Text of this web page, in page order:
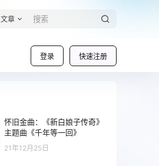
文章
登录 快速注册
怀旧金曲：《新白娘子传奇》
主题曲《千年等一回》
21年12月25日